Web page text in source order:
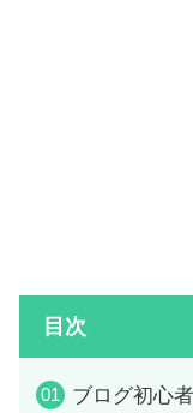
目次
ブログ初心